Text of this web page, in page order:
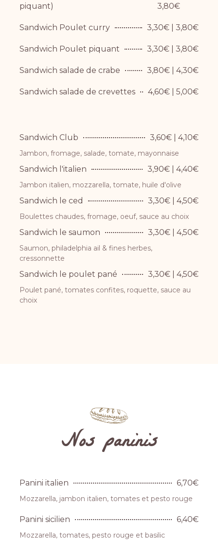
piquant)
3,80€
Sandwich Poulet curry 3,30€ | 3,80€
Sandwich Poulet piquant 3,30€ | 3,80€
Sandwich salade de crabe 3,80€ | 4,30€
Sandwich salade de crevettes 4,60€ | 5,00€
Sandwich Club 3,60€ | 4,10€
Jambon, fromage, salade, tomate, mayonnaise
Sandwich l'italien 3,90€ | 4,40€
Jambon italien, mozzarella, tomate, huile d'olive
Sandwich le ced 3,30€ | 4,50€
Boulettes chaudes, fromage, oeuf, sauce au choix
Sandwich le saumon 3,30€ | 4,50€
Saumon, philadelphia ail & fines herbes,
cressonnette
Sandwich le poulet pané 3,30€ | 4,50€
Poulet pané, tomates confites, roquette, sauce au
choix
Nos paninis
Panini italien 6,70€
Mozzarella, jambon italien, tomates et pesto rouge
Panini sicilien 6,40€
Mozzarella, tomates, pesto rouge et basilic